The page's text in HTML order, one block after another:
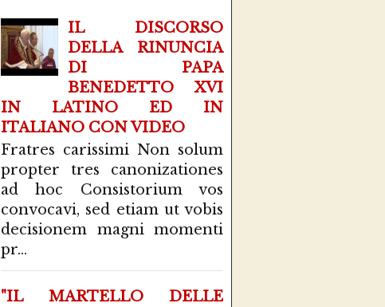
IL DISCORSO
DELLA RINUNCIA
DI PAPA
BENEDETTO XVI
IN LATINO ED IN
ITALIANO CON VIDEO
Fratres carissimi Non solum
propter tres canonizationes
ad hoc Consistorium vos
convocavi, sed etiam ut vobis
decisionem magni momenti
pr...
"IL MARTELLO DELLE